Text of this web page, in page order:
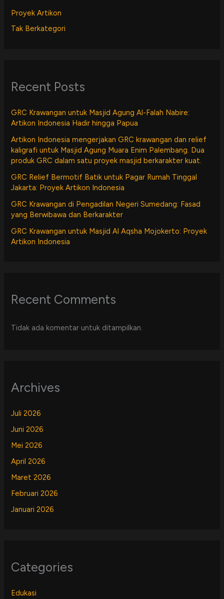
Proyek Artikon
Tak Berkategori
Recent Posts
GRC Krawangan untuk Masjid Agung Al-Falah Nabire:
Artikon Indonesia Hadir hingga Papua
Artikon Indonesia mengerjakan GRC krawangan dan relief
kaligrafi untuk Masjid Agung Muara Enim Palembang. Dua
produk GRC dalam satu proyek masjid berkarakter kuat.
GRC Relief Bermotif Batik untuk Pagar Rumah Tinggal
Jakarta: Proyek Artikon Indonesia
GRC Krawangan di Pengadilan Negeri Sumedang: Fasad
yang Berwibawa dan Berkarakter
GRC Krawangan untuk Masjid Al Aqsha Mojokerto: Proyek
Artikon Indonesia
Recent Comments
Tidak ada komentar untuk ditampilkan.
Archives
Juli 2026
Juni 2026
Mei 2026
April 2026
Maret 2026
Februari 2026
Januari 2026
Categories
Edukasi